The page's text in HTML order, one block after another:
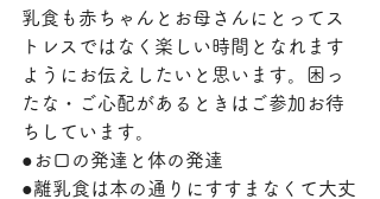
乳食も赤ちゃんとお母さんにとってス
トレスではなく楽しい時間となれます
ようにお伝えしたいと思います。困っ
たな・ご心配があるときはご参加お待
ちしています。
●お口の発達と体の発達
●離乳食は本の通りにすすまなくて大丈